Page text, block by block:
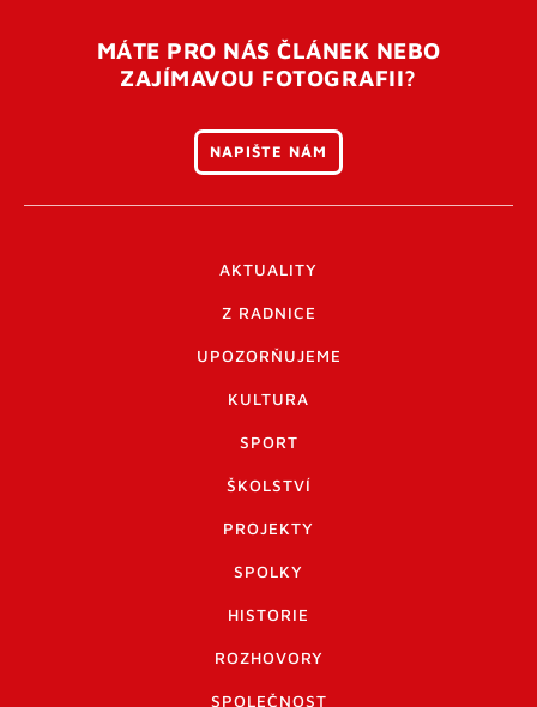
MÁTE PRO NÁS ČLÁNEK NEBO
ZAJÍMAVOU FOTOGRAFII?
NAPIŠTE NÁM
AKTUALITY
Z RADNICE
UPOZORŇUJEME
KULTURA
SPORT
ŠKOLSTVÍ
PROJEKTY
SPOLKY
HISTORIE
ROZHOVORY
SPOLEČNOST